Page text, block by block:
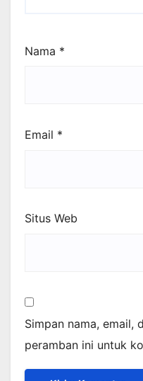
Nama *
Email *
Situs Web
Simpan nama, email,
peramban ini untuk